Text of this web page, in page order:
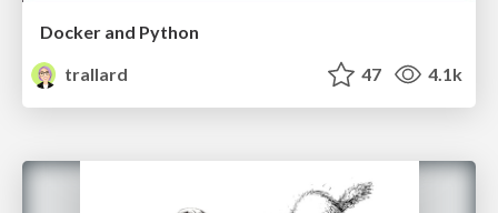
Docker and Python
trallard
47 4.1k